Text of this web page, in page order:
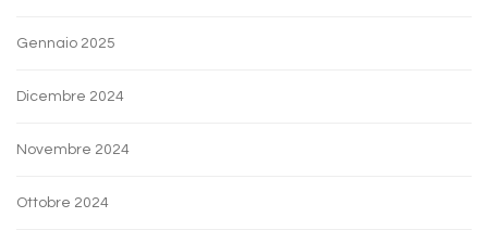
Gennaio 2025
Dicembre 2024
Novembre 2024
Ottobre 2024